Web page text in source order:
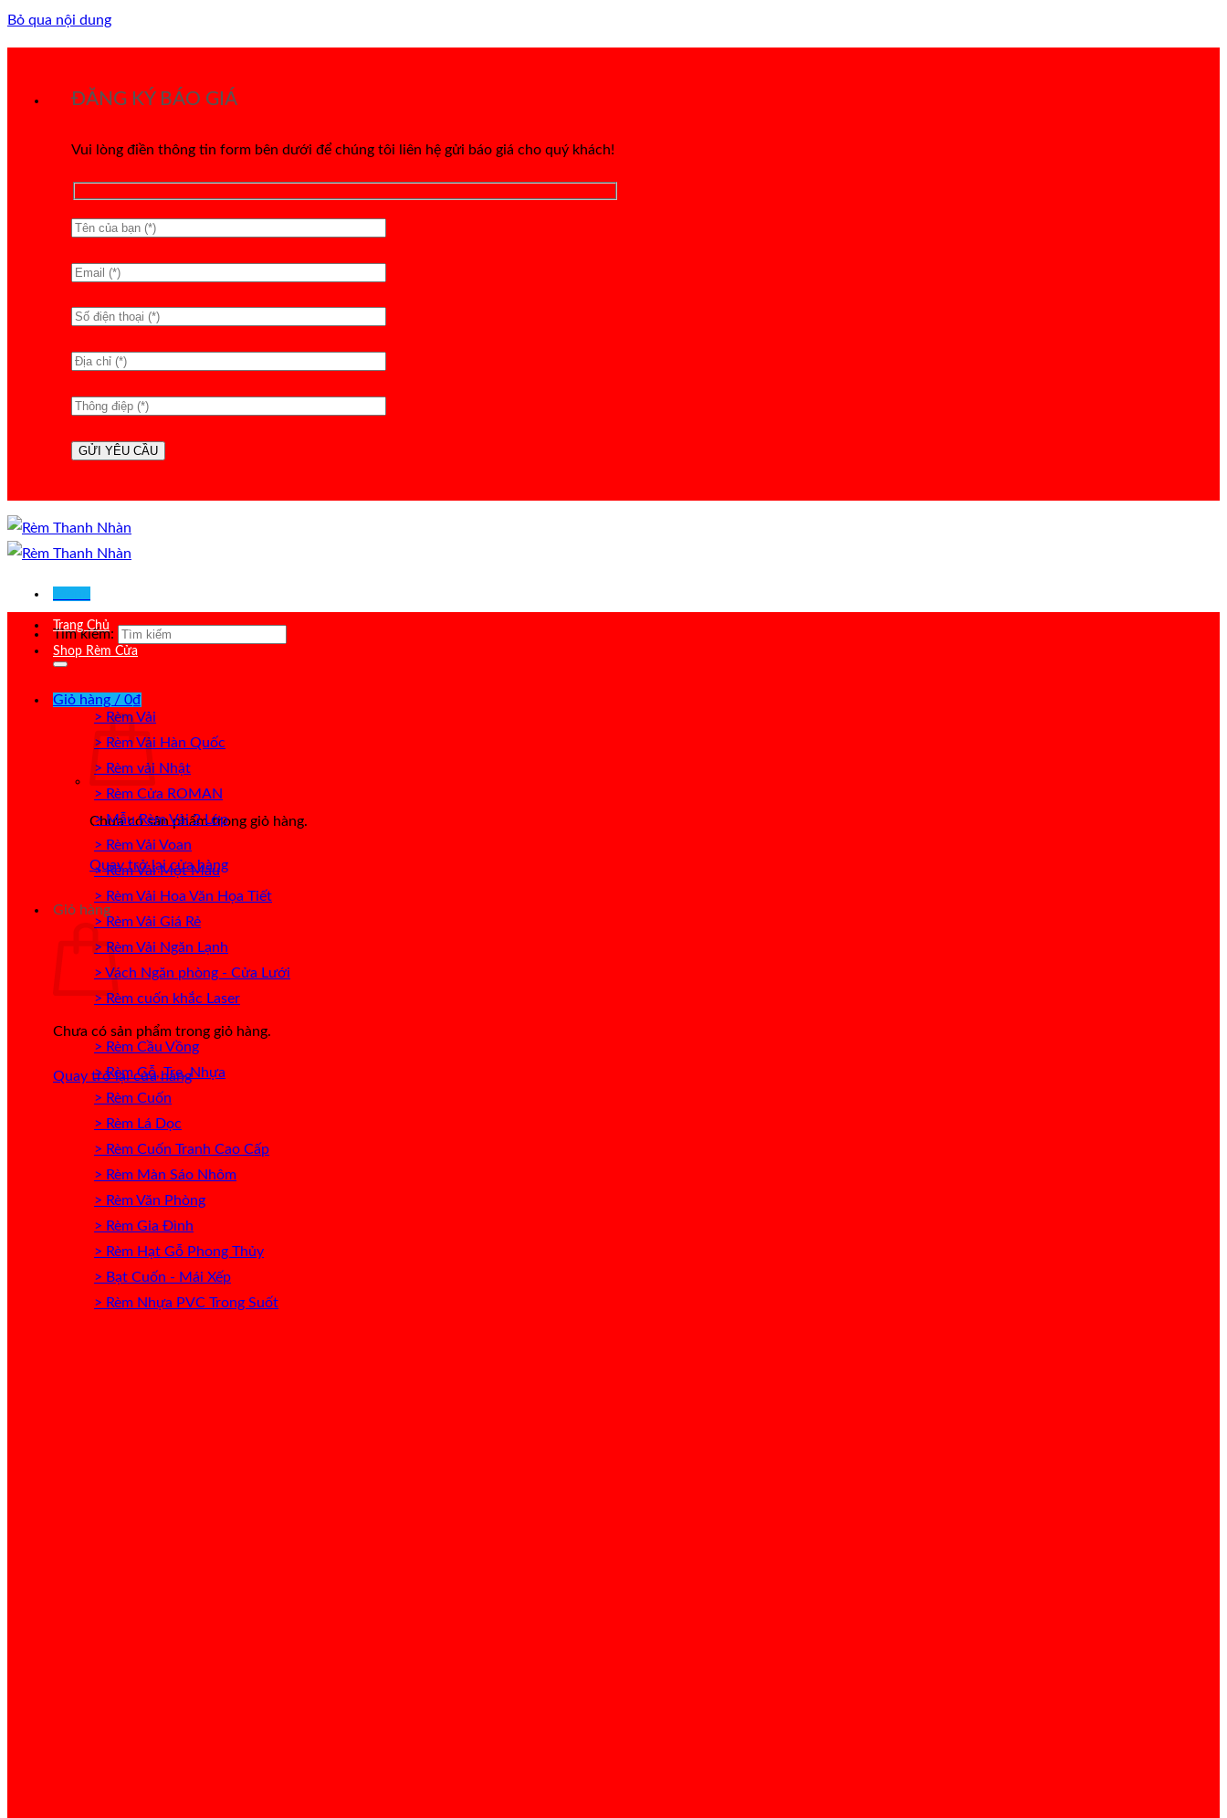
Bỏ qua nội dung
ĐĂNG KÝ BÁO GIÁ
Vui lòng điền thông tin form bên dưới để chúng tôi liên hệ gửi báo giá cho quý khách!
Tìm kiếm:
Giỏ hàng / 0₫
Chưa có sản phẩm trong giỏ hàng.
Quay trở lại cửa hàng
Giỏ hàng
Chưa có sản phẩm trong giỏ hàng.
Quay trở lại cửa hàng
Trang Chủ
Shop Rèm Cửa
> Rèm Vải
> Rèm Vải Hàn Quốc
> Rèm vải Nhật
> Rèm Cửa ROMAN
> Mẫu Rèm Vải 2 Lớp
> Rèm Vải Voan
> Rèm Vải Một Màu
> Rèm Vải Hoa Văn Họa Tiết
> Rèm Vải Giá Rẻ
> Rèm Vải Ngăn Lạnh
> Vách Ngăn phòng - Cửa Lưới
> Rèm cuốn khắc Laser
> Rèm Cầu Vồng
> Rèm Gỗ, Tre, Nhựa
> Rèm Cuốn
> Rèm Lá Dọc
> Rèm Cuốn Tranh Cao Cấp
> Rèm Màn Sáo Nhôm
> Rèm Văn Phòng
> Rèm Gia Đình
> Rèm Hạt Gỗ Phong Thủy
> Bạt Cuốn - Mái Xếp
> Rèm Nhựa PVC Trong Suốt